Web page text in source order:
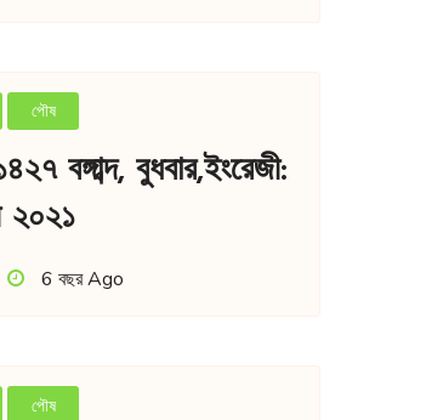
পৌষ
বঙ্গাব্দ, বুধবার,ইংরেজী:
২০২১
6 বছর Ago
পৌষ